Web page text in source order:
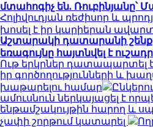
մտահոգիչ են. Ռուբինյանը՝
Հոլիվուդյան ռեժիսոր և
խոսել է իր կարիերան
Աշտարակի դատարանի
եռագույնը հայտնվել է
Ութ երկրներ դատապարտել
իր գործողությունների և
խաթարելու համար
ամուսնուն ներկայացել է
ենթամշակույթին հարող և
չափի շորթում կատարել